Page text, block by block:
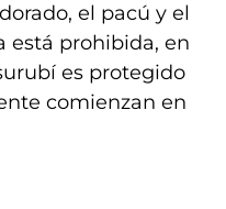
el pacú y el
está prohibida, en
es protegido
comienzan en